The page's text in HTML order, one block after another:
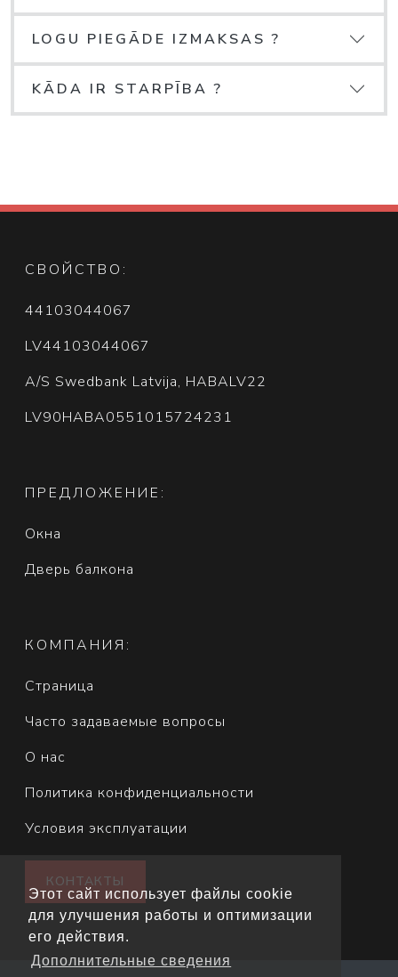
Этот сайт использует файлы cookie
для улучшения работы и оптимизации
его действия.
Дополнительные сведения
LOGU PIEGĀDE IZMAKSAS ?
KĀDA IR STARPĪBA ?
СВОЙСТВО:
44103044067
LV44103044067
A/S Swedbank Latvija, HABALV22
LV90HABA0551015724231
ПРЕДЛОЖЕНИЕ:
Окна
Дверь балкона
КОМПАНИЯ:
Страница
Часто задаваемые вопросы
О нас
Политика конфиденциальности
Условия эксплуатации
КОНТАКТЫ